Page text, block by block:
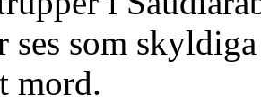
ses som
mord.